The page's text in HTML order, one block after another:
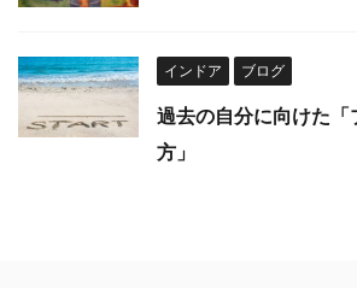
インドア ブログ
過去の自分に向けた「
方」